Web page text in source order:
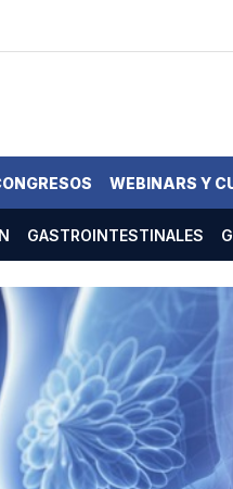
WEBINARS Y
GASTROINTESTINALES